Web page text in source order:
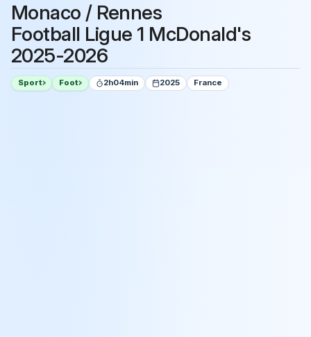
Monaco / Rennes
Football Ligue 1 McDonald's
2025-2026
Sport Foot 2h04min 2025 France